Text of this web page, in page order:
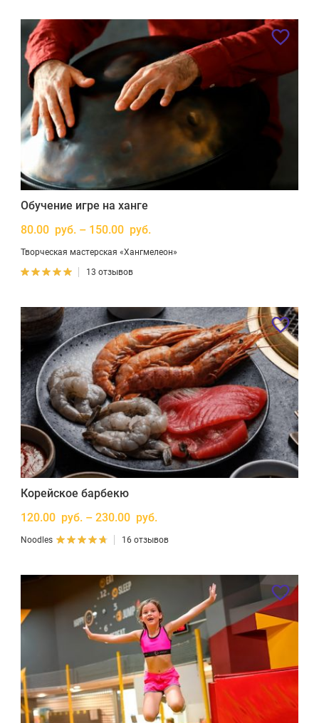
Обучение игре на ханге
80.00 руб. – 150.00 руб.
Творческая мастерская «Хангмелеон»
13 отзывов
Корейское барбекю
120.00 руб. – 230.00 руб.
Noodles 16 отзывов